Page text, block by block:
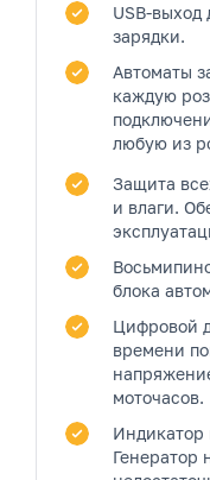
USB-выход
зарядки.
Автоматы
каждую
любую из
Защита
и влаги.
блока
Цифровой
времени
моточасов.
Индикатор
Генератор